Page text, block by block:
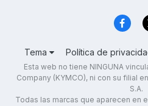
Tema Política de
Esta web no tiene NINGUNA
Company (KYMCO), ni con su filial
S.A.
Todas las marcas que aparecen en